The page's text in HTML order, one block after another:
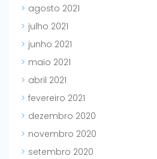
agosto 2021
julho 2021
junho 2021
maio 2021
abril 2021
fevereiro 2021
dezembro 2020
novembro 2020
setembro 2020